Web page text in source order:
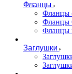
Фланцы
Фланцы
Фланцы
Фланцы
Заглушки